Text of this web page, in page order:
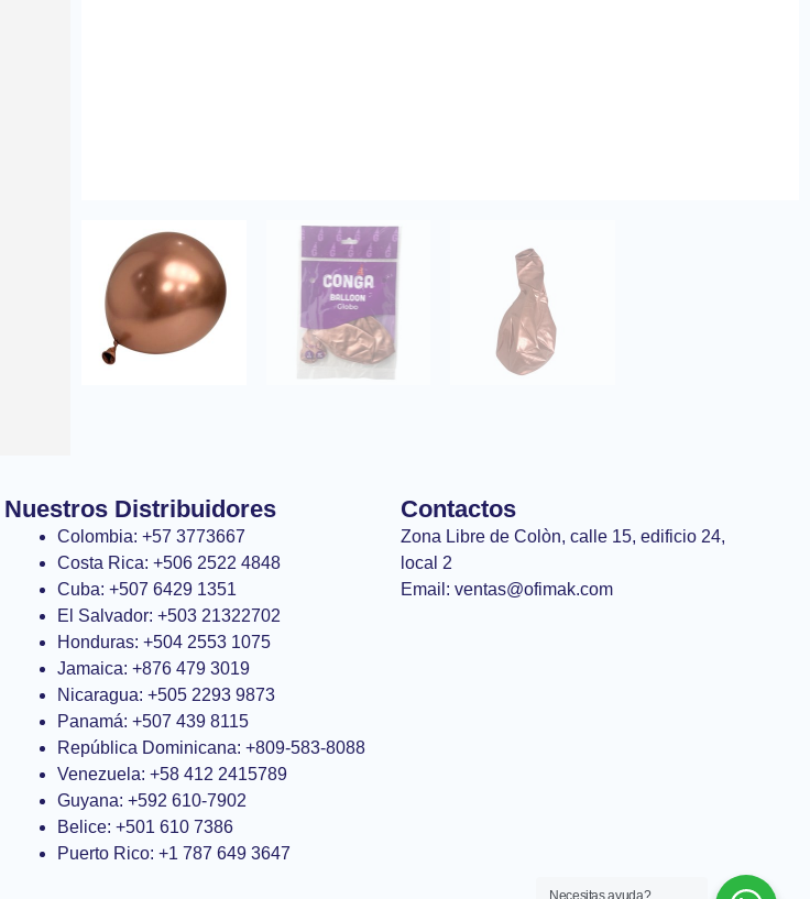
Nuestros Distribuidores
Colombia: +57 3773667
Costa Rica: +506 2522 4848
Cuba: +507 6429 1351
El Salvador: +503 21322702
Honduras: +504 2553 1075
Jamaica: +876 479 3019
Nicaragua: +505 2293 9873
Panamá: +507 439 8115
República Dominicana: +809-583-8088
Venezuela: +58 412 2415789
Guyana: +592 610-7902
Belice: +501 610 7386
Puerto Rico: +1 787 649 3647
Contactos
Zona Libre de Colòn, calle 15, edificio 24,
local 2
Email: ventas@ofimak.com
Necesitas ayuda?